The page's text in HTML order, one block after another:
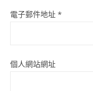
電子郵件地址 *
個人網站網址